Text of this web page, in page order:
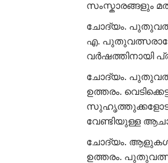
സംസ്കാരങ്ങളും
ചോദ്യം.
എ.
വർഷത്തിനായി
ചോദ്യം.
ഉത്തരം.
സുഹൃത്തുക്കളോടും
വേണ്ടിയുള്ള
ചോദ്യം.
ഉത്തരം.